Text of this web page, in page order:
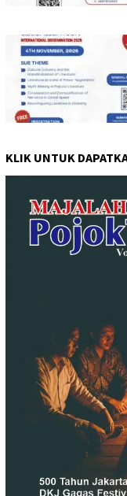
KLIK UNTUK